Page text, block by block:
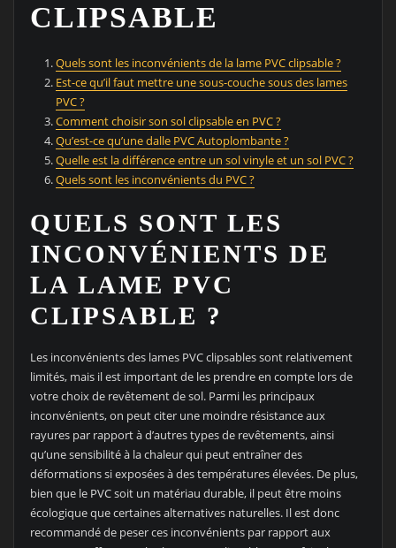
CLIPSABLE
Quels sont les inconvénients de la lame PVC clipsable ?
Est-ce qu’il faut mettre une sous-couche sous des lames
PVC ?
Comment choisir son sol clipsable en PVC ?
Qu’est-ce qu’une dalle PVC Autoplombante ?
Quelle est la différence entre un sol vinyle et un sol PVC ?
Quels sont les inconvénients du PVC ?
QUELS SONT LES
INCONVÉNIENTS DE
LA LAME PVC
CLIPSABLE ?
Les inconvénients des lames PVC clipsables sont relativement
limités, mais il est important de les prendre en compte lors de
votre choix de revêtement de sol. Parmi les principaux
inconvénients, on peut citer une moindre résistance aux
rayures par rapport à d’autres types de revêtements, ainsi
qu’une sensibilité à la chaleur qui peut entraîner des
déformations si exposées à des températures élevées. De plus,
bien que le PVC soit un matériau durable, il peut être moins
écologique que certaines alternatives naturelles. Il est donc
recommandé de peser ces inconvénients par rapport aux